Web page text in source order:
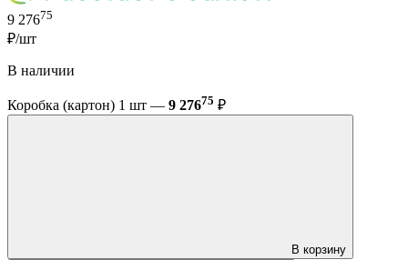
9 27675
₽/шт
В наличии
Коробка (картон) 1 шт — 9 27675 ₽
В корзину